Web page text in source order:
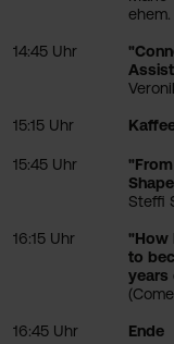
14:45 Uhr
15:15 Uhr
15:45 Uhr
Steffi
16:15 Uhr
"How
to
years
16:45 Uhr Ende